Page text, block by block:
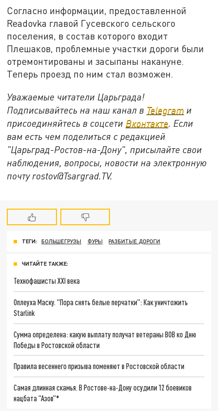
Согласно информации, предоставленной
Readovka главой Гусевского сельского
поселения, в состав которого входит
Плешаков, проблемные участки дороги были
отремонтированы и засыпаны накануне.
Теперь проезд по ним стал возможен.
Уважаемые читатели Царьграда!
Подписывайтесь на наш канал в Telegram и
присоединяйтесь в соцсети Вконтакте. Если
вам есть чем поделиться с редакцией
"Царьград-Ростов-на-Дону", присылайте свои
наблюдения, вопросы, новости на электронную
почту rostov@Tsargrad.ТV.
ТЕГИ: БОЛЬШЕГРУЗЫ ФУРЫ РАЗБИТЫЕ ДОРОГИ
ЧИТАЙТЕ ТАКЖЕ:
Технофашисты XXI века
Оплеуха Маску. "Пора снять белые перчатки": Как уничтожить
Starlink
Сумма определена: какую выплату получат ветераны ВОВ ко Дню
Победы в Ростовской области
Правила весеннего призыва поменяют в Ростовской области
Самая длинная скамья. В Ростове-на-Дону осудили 12 боевиков
нацбата "Азов"*